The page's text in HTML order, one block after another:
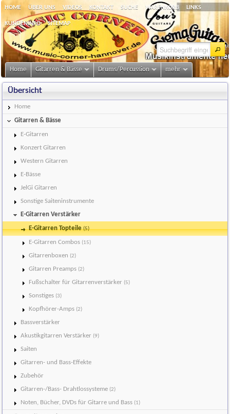
HOME ÜBER UNS VIDEOS KONTAKT SUCHE WARENKORB LINKS
KUNDENINFO SITEMAP
Home Gitarren & Bässe Drums/Percussion mehr
Übersicht
Home
Gitarren & Bässe
E-Gitarren
Konzert Gitarren
Western Gitarren
E-Bässe
JelGi Gitarren
Sonstige Saiteninstrumente
E-Gitarren Verstärker
E-Gitarren Topteile(5)
E-Gitarren Combos (15)
Gitarrenboxen (2)
Gitarren Preamps (2)
Fußschalter für Gitarrenverstärker (5)
Sonstiges (3)
Kopfhörer-Amps (2)
Bassverstärker
Akustikgitarren Verstärker (9)
Saiten
Gitarren- und Bass-Effekte
Zubehör
Gitarren-/Bass- Drahtlossysteme (2)
Noten, Bücher, DVDs für Gitarre und Bass (1)